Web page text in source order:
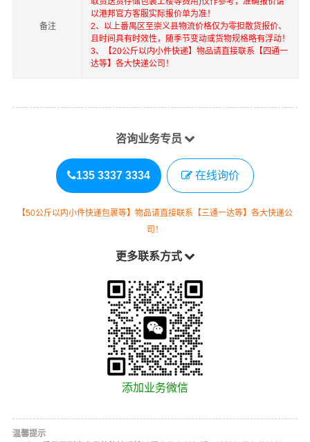
备注
以港邦官方客服实际报价单为准！
2、以上番禺区 至崇义县物流价格仅为零担散货报价、
且时间具有时效性，随季节变动或货物规格略有浮动！
3、【20公斤以内小件快递】物品请直接联系【四通一
达等】各大快递公司！
咨询业务专员
135 3337 3334 在线询价
【50公斤以内小件快递包裹等】物品请直接联系【三通一达等】各大快递公
司！
更多联系方式
添加业务微信
温馨提示